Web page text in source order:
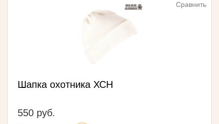
Сравнить
Шапка охотника ХСН
550 руб.